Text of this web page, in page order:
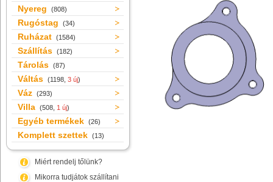
Nyereg (808)
Rugóstag (34)
Ruházat (1584)
Szállítás (182)
Tárolás (87)
Váltás (1198, 3 új)
Váz (293)
Villa (508, 1 új)
Egyéb termékek (26)
Komplett szettek (13)
Miért rendelj tőlünk?
Mikorra tudjátok szállítani